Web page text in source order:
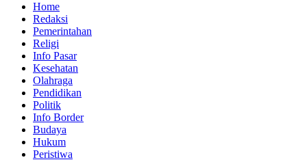
Home
Redaksi
Pemerintahan
Religi
Info Pasar
Kesehatan
Olahraga
Pendidikan
Politik
Info Border
Budaya
Hukum
Peristiwa